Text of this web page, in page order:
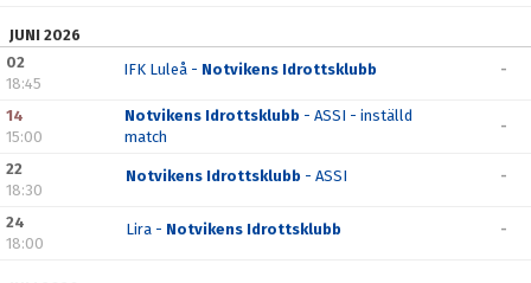
JUNI 2026
02
18:45
IFK Luleå - Notvikens Idrottsklubb -
14
15:00
Notvikens Idrottsklubb - ASSI - inställd
match
-
22
18:30
Notvikens Idrottsklubb - ASSI -
24
18:00
Lira - Notvikens Idrottsklubb -